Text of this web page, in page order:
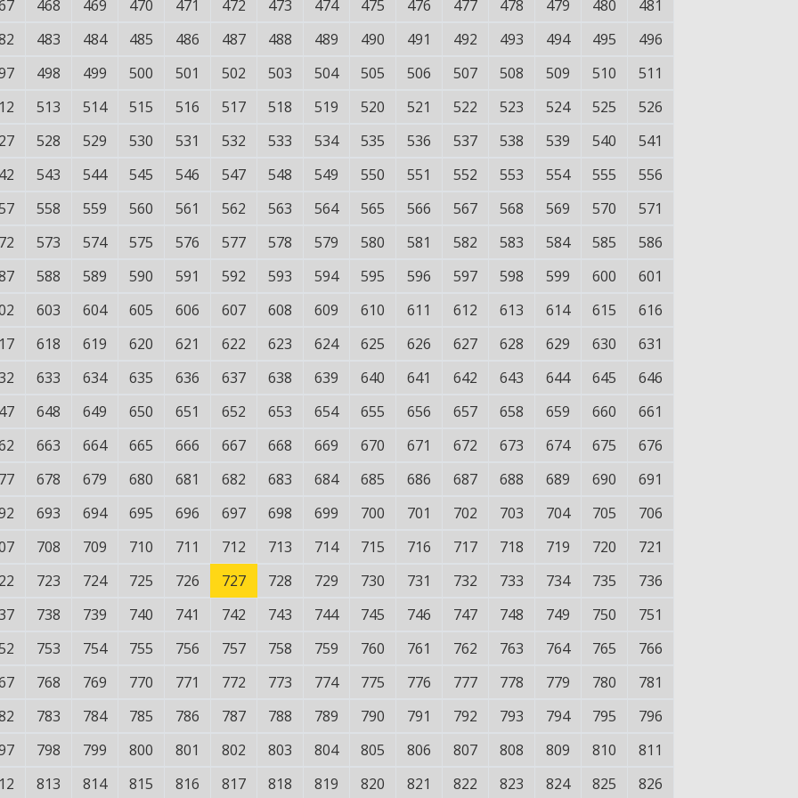
468 469 470 471 472 473 474 475 476 477 478 479 480
481
483 484 485 486 487 488 489 490 491 492 493 494 495
496
498 499 500 501 502 503 504 505 506 507 508 509 510
511
513 514 515 516 517 518 519 520 521 522 523 524 525
526
528 529 530 531 532 533 534 535 536 537 538 539 540
541
543 544 545 546 547 548 549 550 551 552 553 554 555
556
558 559 560 561 562 563 564 565 566 567 568 569 570
571
573 574 575 576 577 578 579 580 581 582 583 584 585
586
588 589 590 591 592 593 594 595 596 597 598 599 600
601
603 604 605 606 607 608 609 610 611 612 613 614 615
616
618 619 620 621 622 623 624 625 626 627 628 629 630
631
633 634 635 636 637 638 639 640 641 642 643 644 645
646
648 649 650 651 652 653 654 655 656 657 658 659 660
661
663 664 665 666 667 668 669 670 671 672 673 674 675
676
678 679 680 681 682 683 684 685 686 687 688 689 690
691
693 694 695 696 697 698 699 700 701 702 703 704 705
706
708 709 710 711 712 713 714 715 716 717 718 719 720
721
723 724 725 726 727 728 729 730 731 732 733 734 735
736
738 739 740 741 742 743 744 745 746 747 748 749 750
751
753 754 755 756 757 758 759 760 761 762 763 764 765
766
768 769 770 771 772 773 774 775 776 777 778 779 780
781
783 784 785 786 787 788 789 790 791 792 793 794 795
796
798 799 800 801 802 803 804 805 806 807 808 809 810
811
813 814 815 816 817 818 819 820 821 822 823 824 825 826